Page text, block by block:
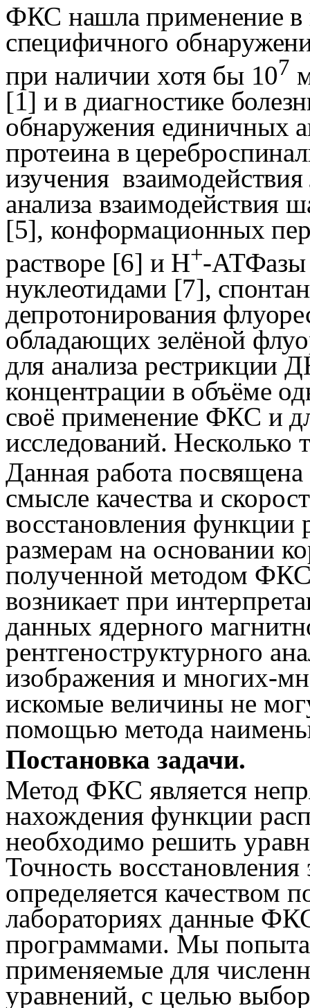
ФКС нашла применение в
специфичного
при наличии хотя бы 107
[1] и в диагностике
обнаружения единичных
протеина в
изучения
анализа взаимодействия
[5], конформационных
растворе [6] и Н+-АТФазы
нуклеотидами [7],
депротонирования
обладающих зелёной
для анализа рестрикции
концентрации в объёме
своё применение ФКС и
исследований. Несколько
Данная работа
смысле качества и
восстановления функции
размерам на основании
полученной методом
возникает при
данных ядерного
рентгеноструктурного
изображения и многих-
искомые величины не
помощью метода
Постановка задачи.
Метод ФКС является
нахождения функции
необходимо решить
Точность
определяется качеством
лабораториях данные
программами. Мы
применяемые для
уравнений, с целью